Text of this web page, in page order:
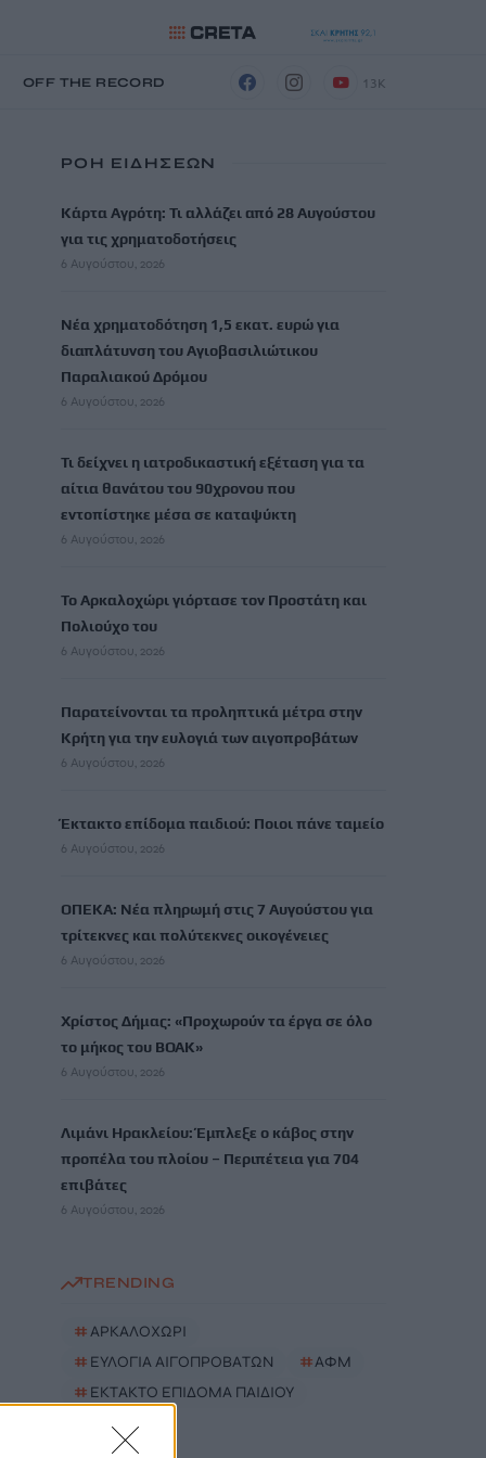
OFF THE RECORD 13K
ΡΟΗ ΕΙΔΗΣΕΩΝ
Κάρτα Αγρότη: Τι αλλάζει από 28 Αυγούστου
για τις χρηματοδοτήσεις
6 Αυγούστου, 2026
Νέα χρηματοδότηση 1,5 εκατ. ευρώ για
διαπλάτυνση του Αγιοβασιλιώτικου
Παραλιακού Δρόμου
6 Αυγούστου, 2026
Τι δείχνει η ιατροδικαστική εξέταση για τα
αίτια θανάτου του 90χρονου που
εντοπίστηκε μέσα σε καταψύκτη
6 Αυγούστου, 2026
Το Αρκαλοχώρι γιόρτασε τον Προστάτη και
Πολιούχο του
6 Αυγούστου, 2026
Παρατείνονται τα προληπτικά μέτρα στην
Κρήτη για την ευλογιά των αιγοπροβάτων
6 Αυγούστου, 2026
Έκτακτο επίδομα παιδιού: Ποιοι πάνε ταμείο
6 Αυγούστου, 2026
ΟΠΕΚΑ: Νέα πληρωμή στις 7 Αυγούστου για
τρίτεκνες και πολύτεκνες οικογένειες
6 Αυγούστου, 2026
Χρίστος Δήμας: «Προχωρούν τα έργα σε όλο
το μήκος του ΒΟΑΚ»
6 Αυγούστου, 2026
Λιμάνι Ηρακλείου: Έμπλεξε ο κάβος στην
προπέλα του πλοίου – Περιπέτεια για 704
επιβάτες
6 Αυγούστου, 2026
TRENDING
#ΑΡΚΑΛΟΧΩΡΙ
# ΕΥΛΟΓΙΑ ΑΙΓΟΠΡΟΒΑΤΩΝ #ΑΦΜ
# ΕΚΤΑΚΤΟ ΕΠΙΔΟΜΑ ΠΑΙΔΙΟΥ